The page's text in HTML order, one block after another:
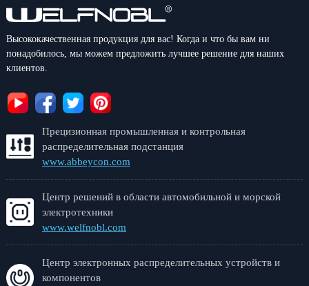
Высококачественная продукция для вас! Когда и что бы вам ни
понадобилось, мы можем предложить лучшее решение для наших
клиентов.
Прецизионная промышленная и контрольная
распределительная подстанция
www.abbeycon.com
Центр решений в области автомобильной и морской
электротехники
www.welfnobl.com
Центр электронных распределительных устройств и
компонентов